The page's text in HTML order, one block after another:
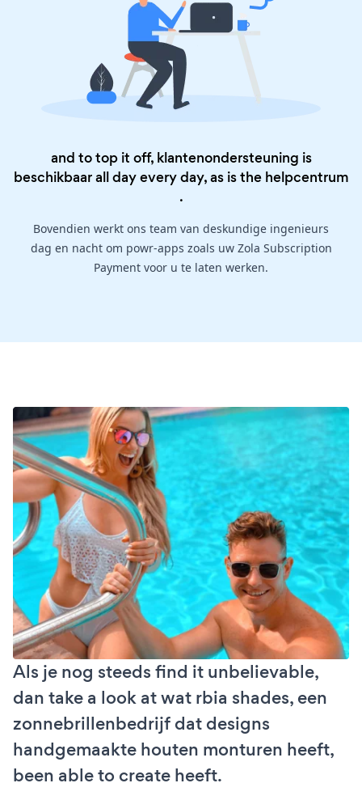
and to top it off, klantenondersteuning is
beschikbaar all day every day, as is the helpcentrum
.
Bovendien werkt ons team van deskundige ingenieurs
dag en nacht om powr-apps zoals uw Zola Subscription
Payment voor u te laten werken.
Als je nog steeds find it unbelievable,
dan take a look at wat rbia shades, een
zonnebrillenbedrijf dat designs
handgemaakte houten monturen heeft,
been able to create heeft.